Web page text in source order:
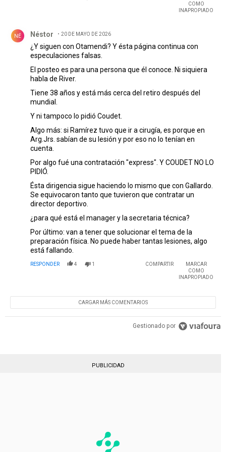
COMO
INAPROPIADO
NÉ Néstor 20 DE MAYO DE 2026
¿Y siguen con Otamendi? Y ésta página continua con
especulaciones falsas.
El posteo es para una persona que él conoce. Ni siquiera
habla de River.
Tiene 38 años y está más cerca del retiro después del
mundial.
Y ni tampoco lo pidió Coudet.
Algo más: si Ramírez tuvo que ir a cirugía, es porque en
Arg.Jrs. sabían de su lesión y por eso no lo tenían en
cuenta.
Por algo fué una contratación "express". Y COUDET NO LO
PIDIÓ.
Ésta dirigencia sigue haciendo lo mismo que con Gallardo.
Se equivocaron tanto que tuvieron que contratar un
director deportivo.
¿para qué está el manager y la secretaria técnica?
Por último: van a tener que solucionar el tema de la
preparación física. No puede haber tantas lesiones, algo
está fallando.
RESPONDER 4 1 COMPARTIR
MARCAR
COMO
INAPROPIADO
CARGAR MÁS COMENTARIOS
Gestionado por
PUBLICIDAD